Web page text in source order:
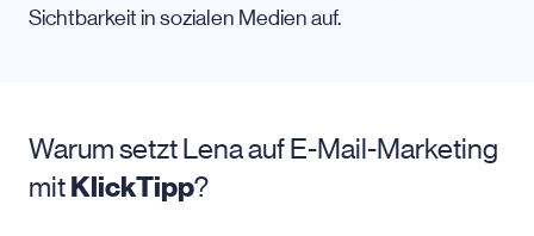
Sichtbarkeit in sozialen Medien auf.
Warum setzt Lena aufE-Mail-Marketing
mitKlickTipp?